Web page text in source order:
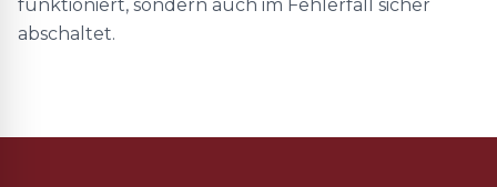
funktioniert, sondern auch im Fehlerfall sicher
abschaltet.